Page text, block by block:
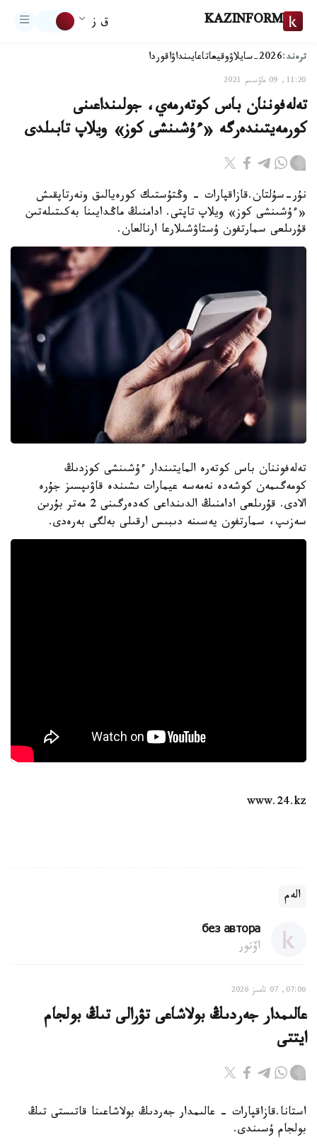
KAZINFORM ق ز
ترەند:2026-سايلاۋ وقيعاتاعايىنداۋاقوردا
11:20, 09 ماۋسىم 2021
تەلەفوننان باس كوتەرمەي، جولىنداعىنى
كورمەيتىندەرگە «ءۇشىنشى كوز» ويلاپ تابىلدى
نۇر-سۇلتان.قازاقپارات - وڭتۇستىك كورەيالىق ونەرتاپقىش
«ءۇشىنشى كوز» ويلاپ تاپتى. ادامنىڭ ماڭدايىنا بەكىتىلەتىن
قۇرىلعى سمارتفون ۇستاۋشىلارعا ارنالعان.
تەلەفوننان باس كوتەرە المايتىندار ءۇشىنشى كوزدىڭ
كومەگىمەن كوشەدە نەمەسە عيمارات ىشىندە قاۋىپسىز جۇرە
الادى. قۇرىلعى ادامنىڭ الدىنداعى كەدەرگىنى 2 مەتر بۇرىن
سەزىپ، سمارتفون يەسىنە دىبىس ارقىلى بەلگى بەرەدى.
www.24.kz
الەم
без автора
اۆتور
07:06, 07 تامىز 2026
عالىمدار جەردىڭ بولاشاعى تۋرالى تىڭ بولجام
ايتتى
استانا.قازاقپارات - عالىمدار جەردىڭ بولاشاعىنا قاتىستى تىڭ
بولجام ۇسىندى.